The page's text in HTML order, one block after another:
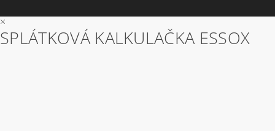
×
SPLÁTKOVÁ KALKULAČKA ESSOX